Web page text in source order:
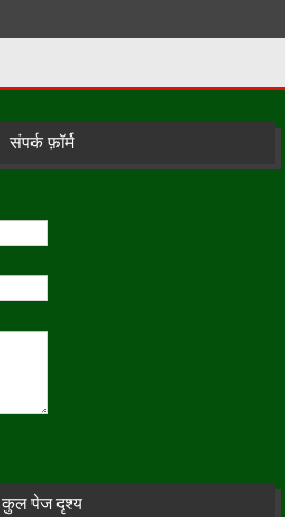
संपर्क फ़ॉर्म
कुल पेज दृश्य